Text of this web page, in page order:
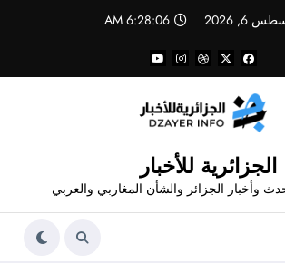
6, 2026
6:28:07 AM
الجزائرية للأخبار
وأخبار الجزائر والشأن المغاربي والعربي